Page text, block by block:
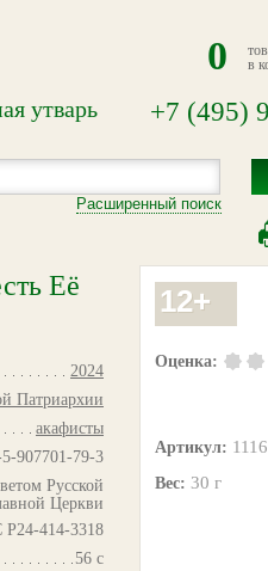
0
в
утварь +7 (495)
Расширенный поиск
12+
Оценка:
Артикул:
Вес: 30 г
Её
2024
Патриархии
акафисты
907701-79-3
Русской
Церкви
414-3318
56 с